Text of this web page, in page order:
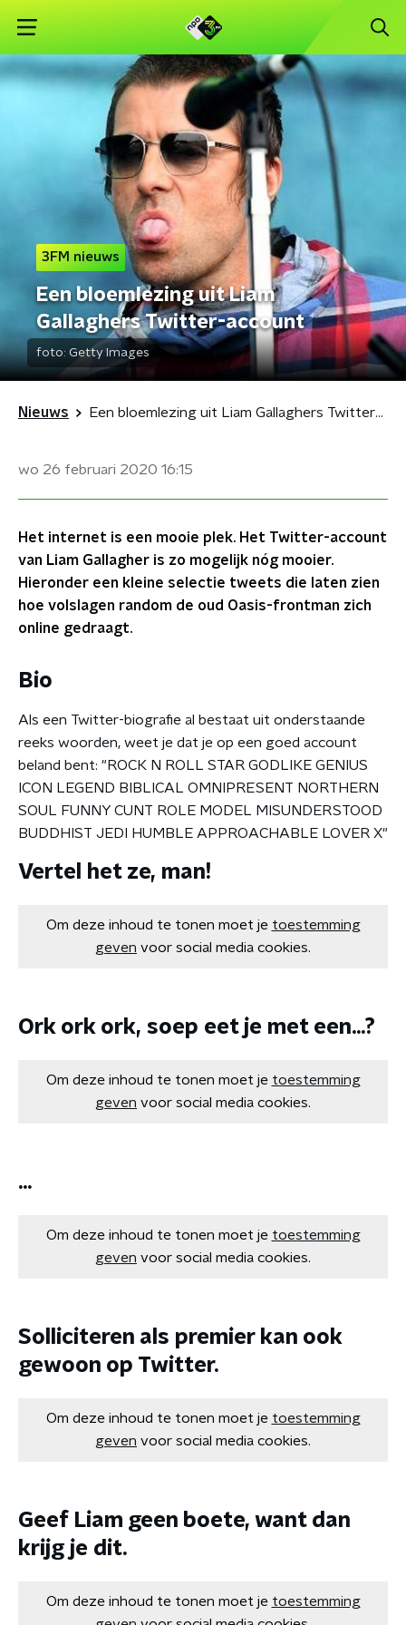
3FM nieuws
Een bloemlezing uit Liam
Gallaghers Twitter-account
foto: Getty Images
Nieuws Een bloemlezing uit Liam Gallaghers Twitter-account
wo 26 februari 2020 16:15
Het internet is een mooie plek. Het Twitter-account
van Liam Gallagher is zo mogelijk nóg mooier.
Hieronder een kleine selectie tweets die laten zien
hoe volslagen random de oud Oasis-frontman zich
online gedraagt.
Bio
Als een Twitter-biografie al bestaat uit onderstaande
reeks woorden, weet je dat je op een goed account
beland bent: "ROCK N ROLL STAR GODLIKE GENIUS
ICON LEGEND BIBLICAL OMNIPRESENT NORTHERN
SOUL FUNNY CUNT ROLE MODEL MISUNDERSTOOD
BUDDHIST JEDI HUMBLE APPROACHABLE LOVER X"
Vertel het ze, man!
Om deze inhoud te tonen moet je toestemming
geven voor social media cookies.
Ork ork ork, soep eet je met een...?
Om deze inhoud te tonen moet je toestemming
geven voor social media cookies.
...
Om deze inhoud te tonen moet je toestemming
geven voor social media cookies.
Solliciteren als premier kan ook
gewoon op Twitter.
Om deze inhoud te tonen moet je toestemming
geven voor social media cookies.
Geef Liam geen boete, want dan
krijg je dit.
Om deze inhoud te tonen moet je toestemming